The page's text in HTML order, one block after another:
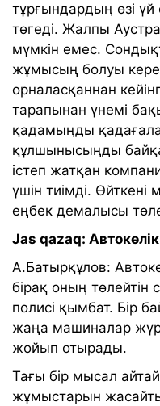
тұрғындардың өзі үй
төгеді. Жалпы
мүмкін емес.
жұмысың болуы
орналасқаннан
тарапынан үнемі
қадамыңды
құлшынысыңды
істеп жатқан
үшін тиімді.
еңбек демалысы
Jas qazaq:
А.Батырқұлов:
бірақ оның
полисі қымбат. Бір
жаңа машиналар
жойып отырады.
Тағы бір мысал
жұмыстарын